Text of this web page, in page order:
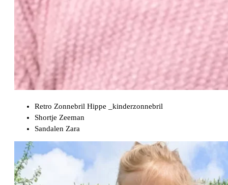
Retro Zonnebril Hippe _kinderzonnebril
Shortje Zeeman
Sandalen Zara